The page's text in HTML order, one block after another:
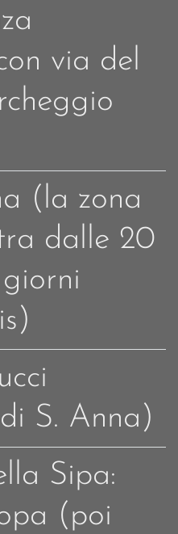
via del
(la zona
dalle 20
S. Anna)
Sipa:
(poi